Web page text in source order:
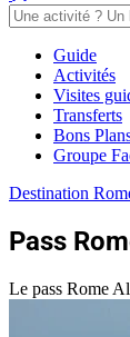
Guide
Activités
Visites
Transferts
Bons
Groupe
Destination
Pass
Le pass Rome